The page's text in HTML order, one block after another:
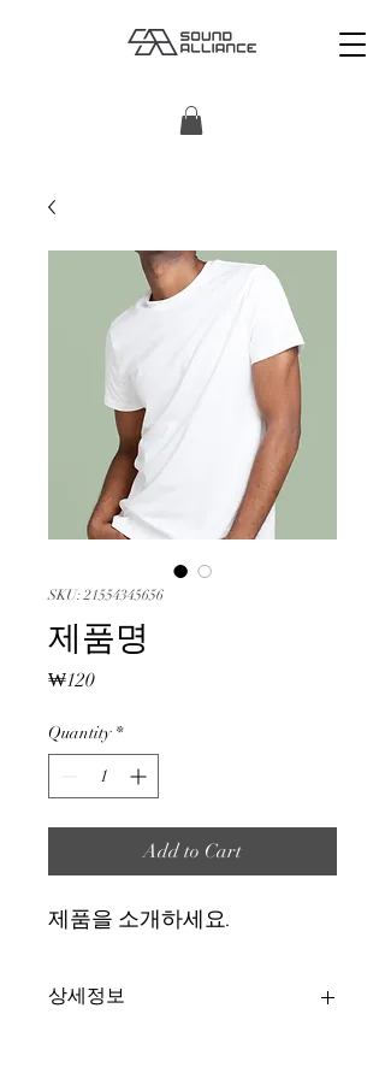
SKU: 21554345656
제품명
₩120Price
Quantity *
Add to Cart
제품을 소개하세요.
상세정보